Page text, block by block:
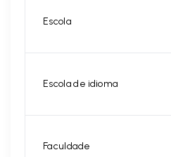
Escola
Escola de idioma
Faculdade